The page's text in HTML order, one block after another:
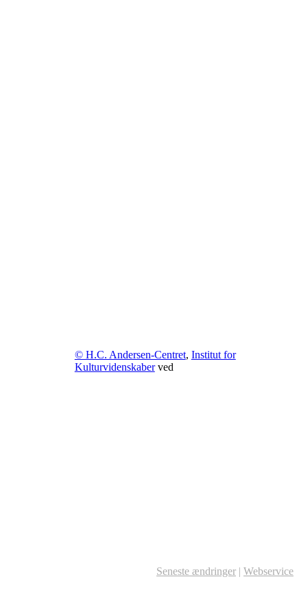
© H.C. Andersen-Centret, Institut for
Kulturvidenskaberved
Seneste ændringer | Webservice